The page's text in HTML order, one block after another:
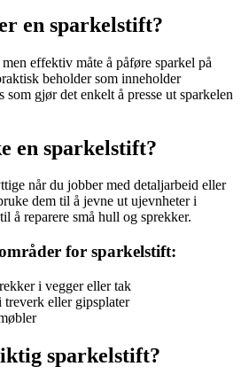
en sparkelstift?
effektiv måte å påføre sparkel på
beholder som inneholder
som gjør det enkelt å presse ut sparkelen
en sparkelstift?
når du jobber med detaljarbeid eller
dem til å jevne ut ujevnheter i
å reparere små hull og sprekker.
for sparkelstift:
i vegger eller tak
treverk eller gipsplater
sparkelstift?